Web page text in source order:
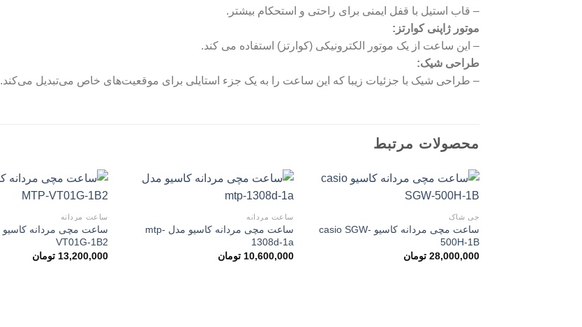
– قاب استیل با قفل ایمنی برای راحتی و استحکام بیشتر.
موتور ژاپنی کوارتز:
– این ساعت از یک موتور الکترونیکی (کوارتز) استفاده می کند.
طراحی شیک:
– طراحی شیک با جزئیات زیبا که این ساعت را به یک جزء استایلی برای موقعیت‌های خاص می‌تبدیل می‌کند.
محصولات مرتبط
افزودن
جی شاک
ساعت مچی مردانه کاسیو casio SGW-
500H-1B
28,000,000 تومان
افزودن
ساعت مردانه
ساعت مچی مردانه کاسیو مدل mtp-
1308d-1a
10,600,000 تومان
ساعت مردانه
VT01G-1B2
13,200,000 تومان